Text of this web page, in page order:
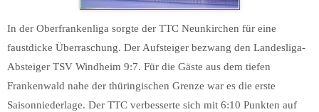
In der Oberfrankenliga sorgte der TTC Neunkirchen für eine
faustdicke Überraschung. Der Aufsteiger bezwang den Landesliga-
Absteiger TSV Windheim 9:7. Für die Gäste aus dem tiefen
Frankenwald nahe der thüringischen Grenze war es die erste
Saisonniederlage. Der TTC verbesserte sich mit 6:10 Punkten auf